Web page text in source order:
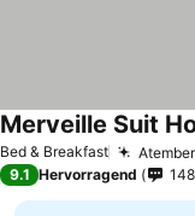
Bed & Breakfast
Merveille Suit
9.1 Hervorragend 148